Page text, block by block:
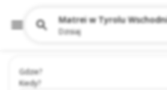
Gdzie?
Kiedy?
Matrei w Tyrolu
Dzisiaj